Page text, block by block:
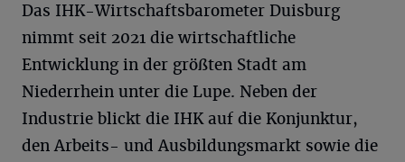
Das IHK-Wirtschaftsbarometer Duisburg
nimmt seit 2021 die wirtschaftliche
Entwicklung in der größten Stadt am
Niederrhein unter die Lupe. Neben der
Industrie blickt die IHK auf die Konjunktur,
den Arbeits- und Ausbildungsmarkt sowie die